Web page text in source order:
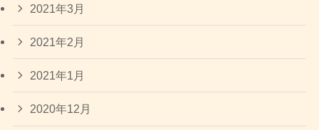
2021年3月
2021年2月
2021年1月
2020年12月